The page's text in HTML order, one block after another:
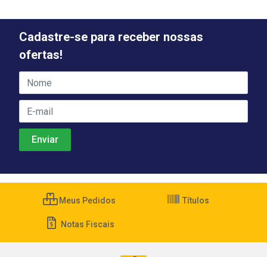
Cadastre-se para receber nossas
ofertas!
Meus Pedidos Títulos
Notas Fiscais